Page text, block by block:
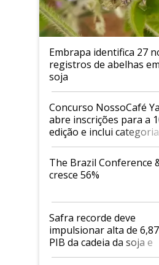
Embrapa identifica 27
registros de abelhas
soja
Concurso NossoCafé
abre inscrições para a
edição e inclui
cafés Canephora
The Brazil Conference
cresce 56%
Safra recorde deve
impulsionar alta de
PIB da cadeia da soja e
biodiesel em 2026